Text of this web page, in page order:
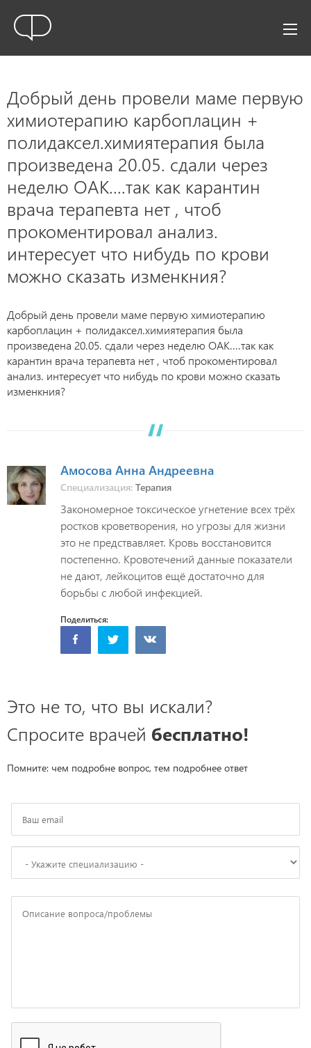
Добрый день провели маме первую
химиотерапию карбоплацин +
полидаксел.химиятерапия была
произведена 20.05. сдали через
неделю ОАК....так как карантин
врача терапевта нет , чтоб
прокоментировал анализ.
интересует что нибудь по крови
можно сказать изменкния?
Добрый день провели маме первую химиотерапию
карбоплацин + полидаксел.химиятерапия была
произведена 20.05. сдали через неделю ОАК....так как
карантин врача терапевта нет , чтоб прокоментировал
анализ. интересует что нибудь по крови можно сказать
изменкния?
Амосова Анна Андреевна
Специализация: Терапия
Закономерное токсическое угнетение всех трёх
ростков кроветворения, но угрозы для жизни
это не предствавляет. Кровь восстановится
постепенно. Кровотечений данные показатели
не дают, лейкоцитов ещё достаточно для
борьбы с любой инфекцией.
Поделиться:
Это не то, что вы искали?
Спросите врачей бесплатно!
Помните: чем подробне вопрос, тем подробнее ответ